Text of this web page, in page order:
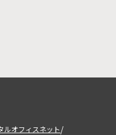
ルオフィスネット/